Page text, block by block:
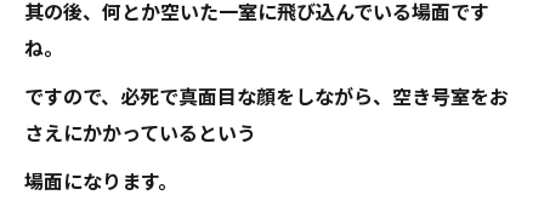
其の後、何とか空いた一室に飛び込んでいる場面です
ね。
ですので、必死で真面目な顔をしながら、空き号室をお
さえにかかっているという
場面になります。